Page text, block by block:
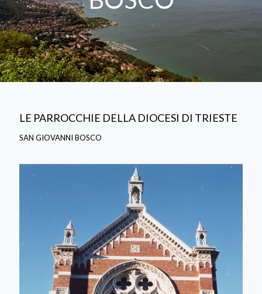
LE PARROCCHIE DELLA DIOCESI DI TRIESTE
SAN GIOVANNI BOSCO